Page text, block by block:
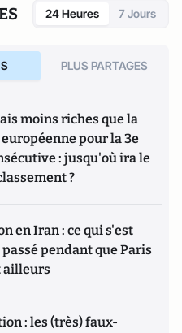
24 Heures 7 Jours
PLUS PARTAGES
moins riches que la
pour la 3e
: jusqu'où ira le
?
en Iran : ce qui s'est
pendant que Paris
ailleurs
: les (très) faux-